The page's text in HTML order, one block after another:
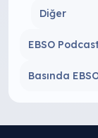
Diğer
EBSO
Basında